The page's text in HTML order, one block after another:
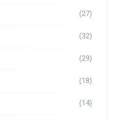
(27)
(32)
(29)
(18)
(14)